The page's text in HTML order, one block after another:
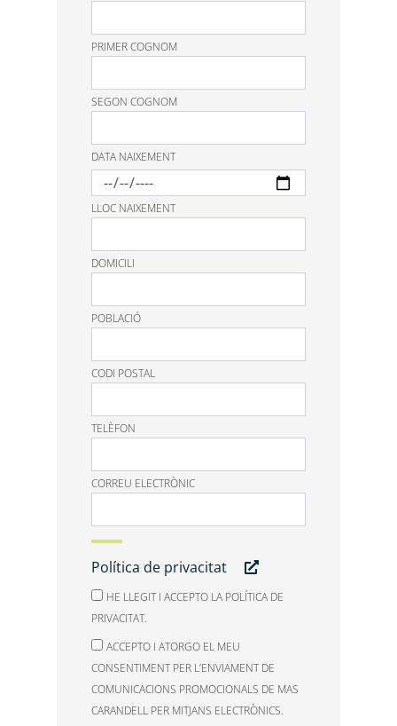
PRIMER COGNOM
SEGON COGNOM
DATA NAIXEMENT
LLOC NAIXEMENT
DOMICILI
POBLACIÓ
CODI POSTAL
TELÈFON
CORREU ELECTRÒNIC
Política de privacitat
HE LLEGIT I ACCEPTO LA POLÍTICA DE
PRIVACITAT.
ACCEPTO I ATORGO EL MEU
CONSENTIMENT PER L’ENVIAMENT DE
COMUNICACIONS PROMOCIONALS DE MAS
CARANDELL PER MITJANS ELECTRÒNICS.